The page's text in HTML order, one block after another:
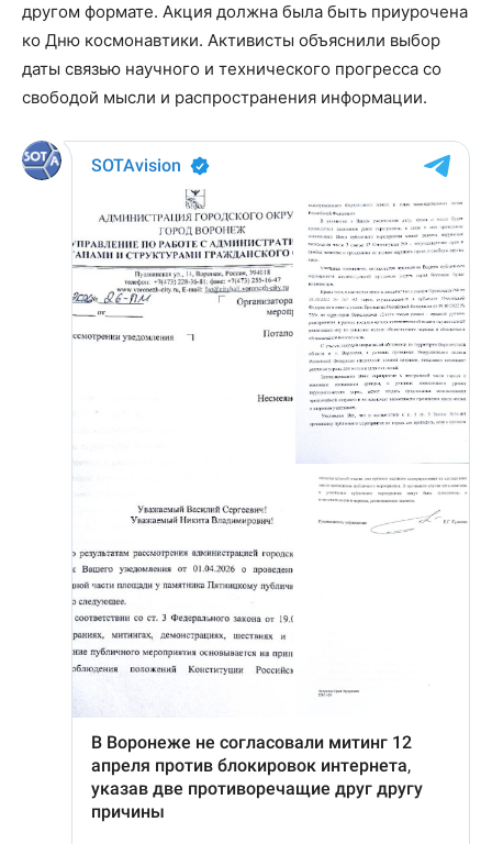
другом формате. Акция должна была быть приурочена
ко Дню космонавтики. Активисты объяснили выбор
даты связью научного и технического прогресса со
свободой мысли и распространения информации.